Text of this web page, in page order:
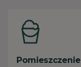
Pomieszczenie